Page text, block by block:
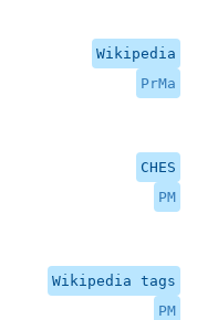
Wikipedia
PrMa
CHES
PM
Wikipedia tags
PM